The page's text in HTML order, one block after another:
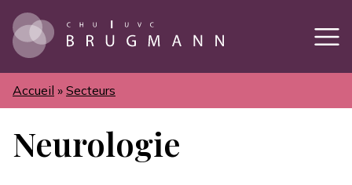
au
contenu
principal
Fil
d'Ariane
Accueil Secteurs
Neurologie